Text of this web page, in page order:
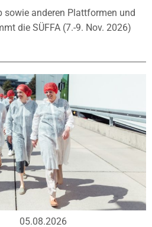
sowie anderen Plattformen und
die SÜFFA (7.-9. Nov. 2026)
05.08.2026